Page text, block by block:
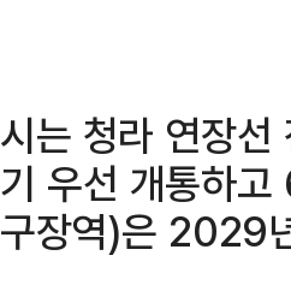
시는 청라 연장
기 우선 개통하
구장역)은 2029